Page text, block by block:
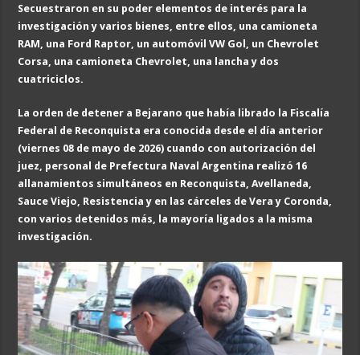
Secuestraron en su poder elementos de interés para la
investigación y varios bienes, entre ellos, una camioneta
RAM, una Ford Raptor, un automóvil VW Gol, un Chevrolet
Corsa, una camioneta Chevrolet, una lancha y dos
cuatriciclos.
La orden de detener a Bejarano que había librado la Fiscalía
Federal de Reconquista era conocida desde el día anterior
(viernes 08 de mayo de 2026) cuando con autorización del
juez, personal de Prefectura Naval Argentina realizó 16
allanamientos simultáneos en Reconquista, Avellaneda,
Sauce Viejo, Resistencia y en las cárceles de Vera y Coronda,
con varios detenidos más, la mayoría ligados a la misma
investigación.